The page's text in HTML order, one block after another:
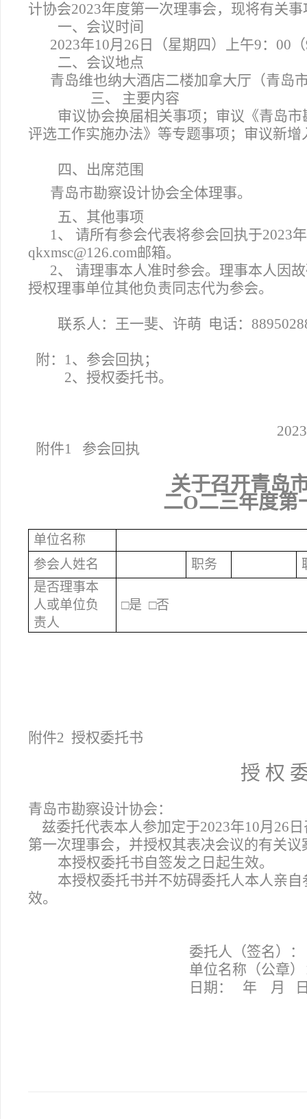
计协会2023年度第一次理事会，现将有关
一、会议时间
2023年10月26日（星期四）上午9：00
二、会议地点
青岛维也纳大酒店二楼加拿大厅（青岛
三、
主要内容
审议协会换届相关事项；审议《青岛
评选工作实施办法》等专题事项；审议新增
四、出席范围
青岛市勘察设计协会全体理事。
五、其他事项
1、 请所有参会代表将参会回执于2023
qkxmsc@126.com邮箱。
2、 请理事本人准时参会。理事本人因
授权理事单位其他负责同志代为参会。
联系人：王一斐、许萌 电话：
附：1、参会回执；
2、授权委托书。
2023
附件1 参会回执
关于召开青岛
二О二三年度第
单位名称
参会人姓名
职务
是否理事本
人或单位负
责人
□是 □否
附件2 授权委托书
授 权
青岛市勘察设计协会：
兹委托代表本人参加定于2023年10月26
第一次理事会，并授权其表决会议的有关议
本授权委托书自签发之日起生效。
本授权委托书并不妨碍委托人本人亲
效。
委托人（签名）：
单位名称（公章
日期： 年 月